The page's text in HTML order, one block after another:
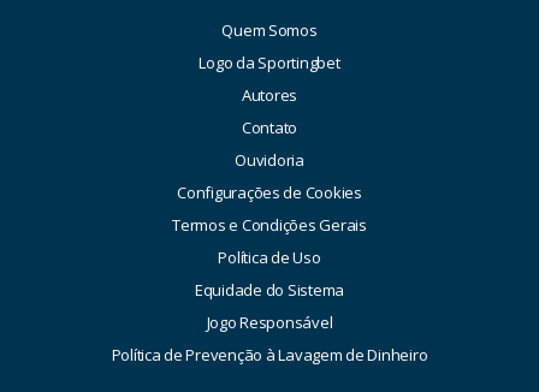
Quem Somos
Logo da Sportingbet
Autores
Contato
Ouvidoria
Configurações de Cookies
Termos e Condições Gerais
Política de Uso
Equidade do Sistema
Jogo Responsável
Política de Prevenção à Lavagem de Dinheiro